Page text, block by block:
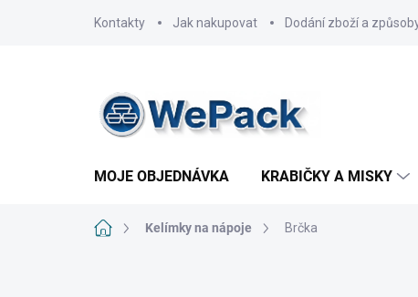
Kontakty Jak nakupovat Dodání zboží a
MOJE OBJEDNÁVKA KRABIČKY A MISKY
Domů Kelímky na nápoje Brčka